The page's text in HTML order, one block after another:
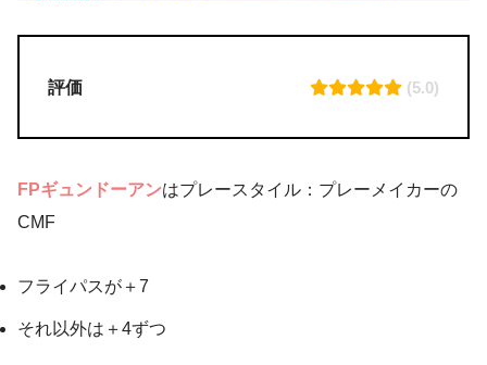
評価 (5.0)
FPギュンドーアンはプレースタイル：プレーメイカーの
CMF
フライパスが＋7
それ以外は＋4ずつ